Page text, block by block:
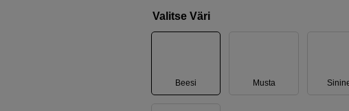
Valitse Väri
Beesi Musta